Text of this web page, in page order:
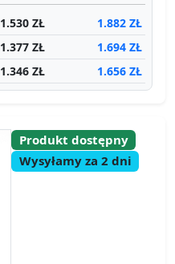
1.530 ZŁ 1.882 ZŁ
1.377 ZŁ 1.694 ZŁ
1.346 ZŁ 1.656 ZŁ
Produkt dostępny
Wysyłamy za 2 dni